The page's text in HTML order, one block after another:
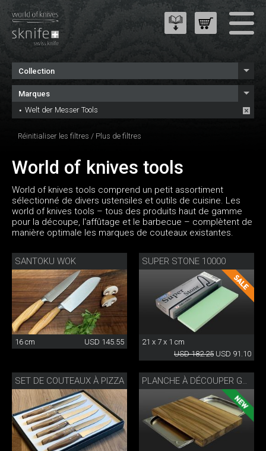
Collection
Marques
Welt der Messer Tools
Réinitialiser les filtres / Plus de filtres
World of knives tools
World of knives tools comprend un petit assortiment
sélectionné de divers ustensiles et outils de cuisine. Les
world of knives tools – tous des produits haut de gamme
pour la découpe, l'affûtage et le barbecue – complètent de
manière optimale les marques de couteaux existantes.
SANTOKU WOK
16 cm USD 145.55
SUPER STONE 10000
21 x 7 x 1 cm
USD 182.25 USD 91.10
SET DE COUTEAUX À PIZZA